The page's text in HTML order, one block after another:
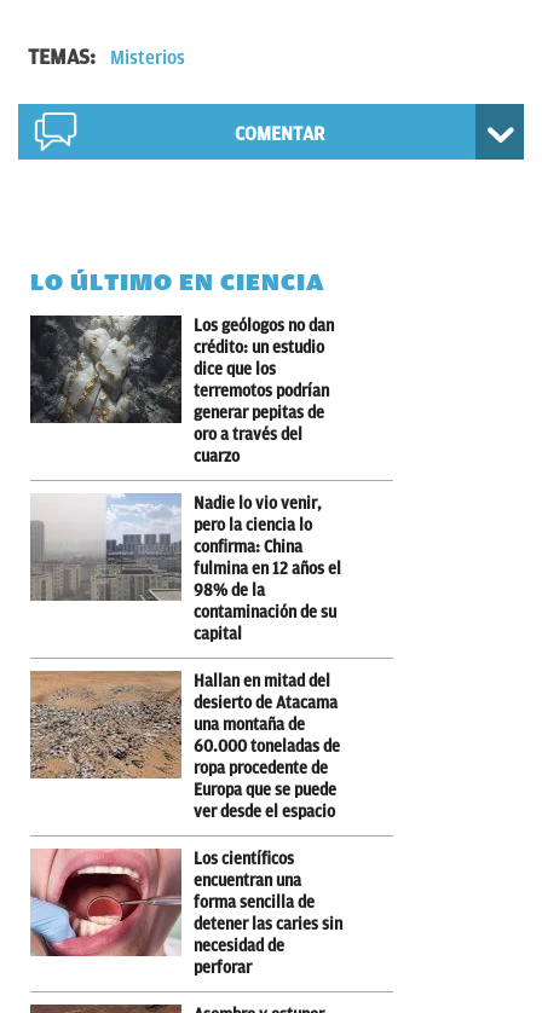
TEMAS: Misterios
COMENTAR
LO ÚLTIMO EN CIENCIA
Los geólogos no dan
crédito: un estudio
dice que los
terremotos podrían
generar pepitas de
oro a través del
cuarzo
Nadie lo vio venir,
pero la ciencia lo
confirma: China
fulmina en 12 años el
98% de la
contaminación de su
capital
Hallan en mitad del
desierto de Atacama
una montaña de
60.000 toneladas de
ropa procedente de
Europa que se puede
ver desde el espacio
Los científicos
encuentran una
forma sencilla de
detener las caries sin
necesidad de
perforar